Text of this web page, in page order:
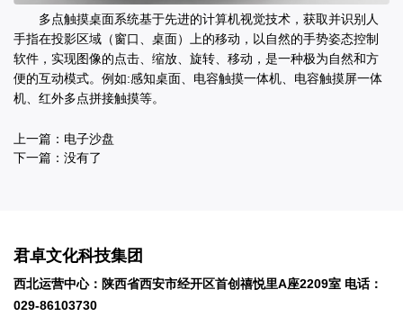
多点触摸桌面系统基于先进的计算机视觉技术，获取并识别人
手指在投影区域（窗口、桌面）上的移动，以自然的手势姿态控制
软件，实现图像的点击、缩放、旋转、移动，是一种极为自然和方
便的互动模式。例如:感知桌面、电容触摸一体机、电容触摸屏一体
机、红外多点拼接触摸等。
上一篇： 电子沙盘
下一篇：没有了
君卓文化科技集团
西北运营中心：陕西省西安市经开区首创禧悦里A座2209室 电话：
029-86103730